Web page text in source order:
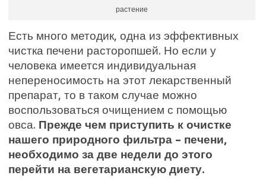
растение
Есть много методик, одна из эффективных
чистка печени расторопшей. Но если у
человека имеется индивидуальная
непереносимость на этот лекарственный
препарат, то в таком случае можно
воспользоваться очищением с помощью
овса. Прежде чем приступить к очистке
нашего природного фильтра – печени,
необходимо за две недели до этого
перейти на вегетарианскую диету.